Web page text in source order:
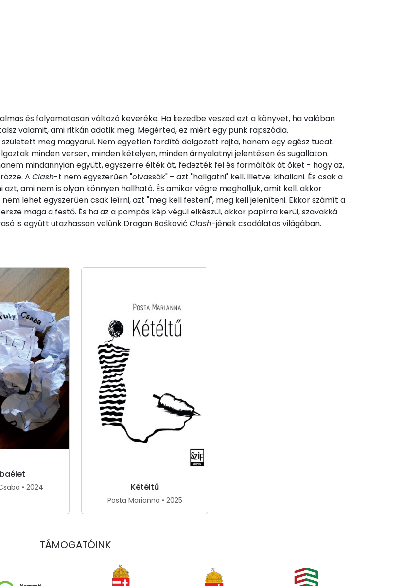
és folyamatosan változó keveréke. Ha kezedbe veszed ezt a könyvet, ha valóban
valamit, ami ritkán adatik meg. Megérted, ez miért egy punk rapszódia.
meg magyarul. Nem egyetlen fordító dolgozott rajta, hanem egy egész tucat.
minden versen, minden kételyen, minden árnyalatnyi jelentésen és sugallaton.
mindannyian együtt, egyszerre élték át, fedezték fel és formálták át őket - hogy az,
A Clash-t nem egyszerűen "olvassák" – azt "hallgatni" kell. Illetve: kihallani. És csak a
ami nem is olyan könnyen hallható. És amikor végre meghalljuk, amit kell, akkor
lehet egyszerűen csak leírni, azt "meg kell festeni", meg kell jeleníteni. Ekkor számít a
maga a festő. És ha az a pompás kép végül elkészül, akkor papírra kerül, szavakká
is együtt utazhasson velünk Dragan Bošković Clash-jének csodálatos világában.
• 2024 Kétéltű
Posta Marianna • 2025
TÁMOGATÓINK